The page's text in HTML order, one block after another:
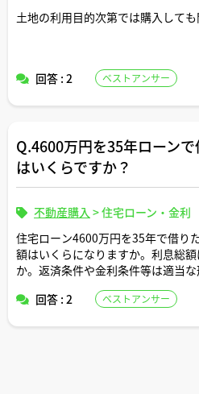
土地の利用目的次第では購入して
回答 : 2 ベストアンサー
Q.4600万円を35年ローン
はいくらですか？
不動産購入 >住宅ローン・金利
住宅ローン4600万円を35年で借り
額はいくらになりますか。利息総
か。返済条件や金利条件等は適当
ミュレーションを記載いただける
回答 : 2 ベストアンサー